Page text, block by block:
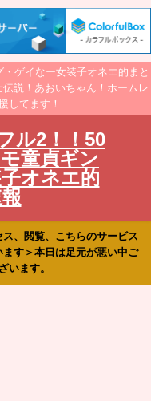
ゲイなー女装子オネエ的まと
説！あおいちゃん！ホームレ
してます！
ル2！！50
童貞ギン
オネエ的
、閲覧、こちらのサービス
す＞本日は足元が悪い中ご
います。